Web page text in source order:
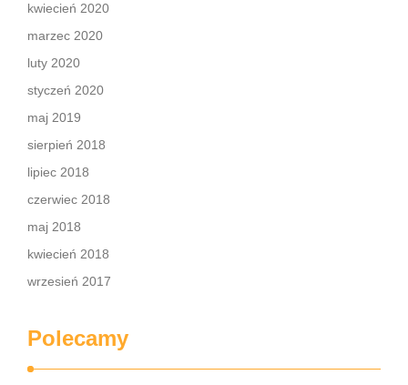
kwiecień 2020
marzec 2020
luty 2020
styczeń 2020
maj 2019
sierpień 2018
lipiec 2018
czerwiec 2018
maj 2018
kwiecień 2018
wrzesień 2017
Polecamy